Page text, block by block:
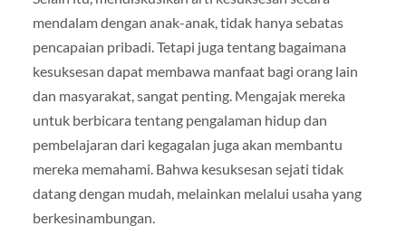
mendalam dengan anak-anak, tidak hanya sebatas
pencapaian pribadi. Tetapi juga tentang bagaimana
kesuksesan dapat membawa manfaat bagi orang lain
dan masyarakat, sangat penting. Mengajak mereka
untuk berbicara tentang pengalaman hidup dan
pembelajaran dari kegagalan juga akan membantu
mereka memahami. Bahwa kesuksesan sejati tidak
datang dengan mudah, melainkan melalui usaha yang
berkesinambungan.